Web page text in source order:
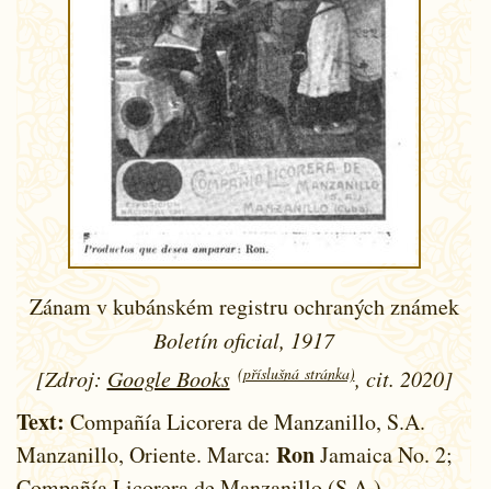
Zánam v kubánském registru ochraných známek
Boletín oficial, 1917
[Zdroj: Google Books (příslušná stránka), cit. 2020]
Text: Compañía Licorera de Manzanillo, S.A.
Manzanillo, Oriente. Marca: RonJamaica No. 2;